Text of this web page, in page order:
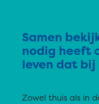
Samen
nodig heeft
leven dat bij
Zowel thuis als in